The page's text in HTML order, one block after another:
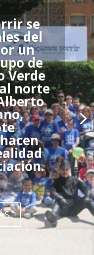
se
del
un
de
Verde
norte